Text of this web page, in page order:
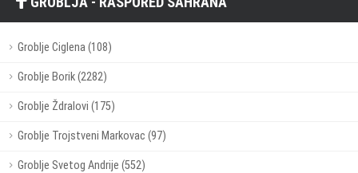
Groblje Ciglena (108)
Groblje Borik (2282)
Groblje Ždralovi (175)
Groblje Trojstveni Markovac (97)
Groblje Svetog Andrije (552)